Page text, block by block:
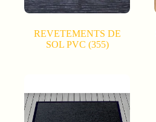
REVETEMENTS DE
SOL PVC (355)